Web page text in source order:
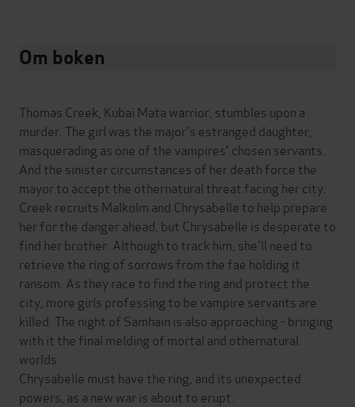
Om boken
Thomas Creek, Kubai Mata warrior, stumbles upon a
murder. The girl was the major's estranged daughter,
masquerading as one of the vampires' chosen servants.
And the sinister circumstances of her death force the
mayor to accept the othernatural threat facing her city.
Creek recruits Malkolm and Chrysabelle to help prepare
her for the danger ahead, but Chrysabelle is desperate to
find her brother. Although to track him, she'll need to
retrieve the ring of sorrows from the fae holding it
ransom. As they race to find the ring and protect the
city, more girls professing to be vampire servants are
killed. The night of Samhain is also approaching - bringing
with it the final melding of mortal and othernatural
worlds.
Chrysabelle must have the ring, and its unexpected
powers, as a new war is about to erupt.